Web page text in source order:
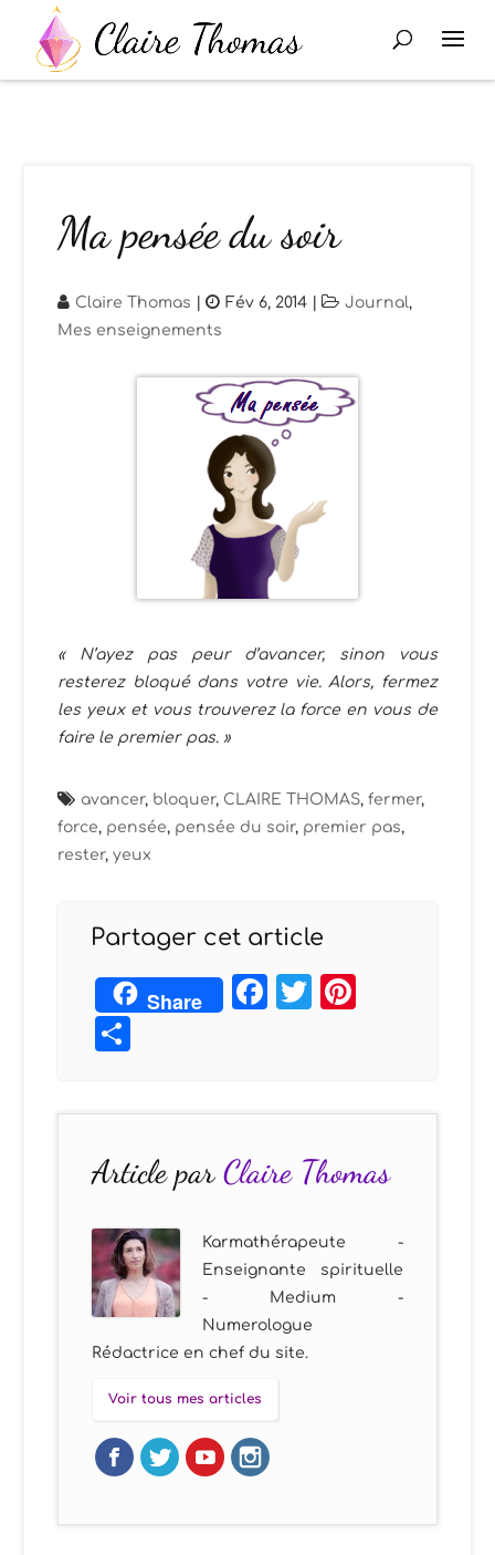
Ma pensée du soir
Claire Thomas | Fév 6, 2014 | Journal,
Mes enseignements
« N’ayez pas peur d’avancer, sinon vous
resterez bloqué dans votre vie. Alors, fermez
les yeux et vous trouverez la force en vous de
faire le premier pas. »
avancer, bloquer, CLAIRE THOMAS,fermer,
force, pensée, pensée du soir, premier pas,
rester,yeux
Partager cet article
Share Facebook
Twitter
Article parClaire Thomas
Karmathérapeute -
Enseignante spirituelle
- Medium -
Numerologue
Rédactrice en chef du site.
Voir tous mes articles